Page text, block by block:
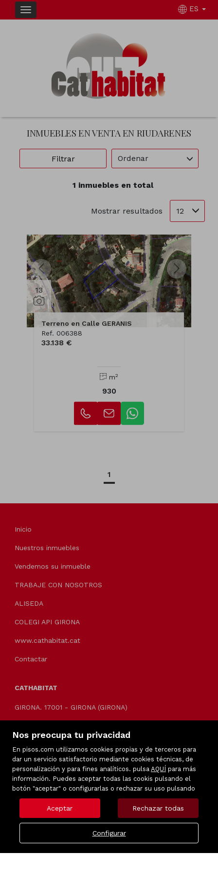
Nos preocupa tu privacidad
En pisos.com utilizamos cookies propias y de terceros para
dar un servicio satisfactorio mediante cookies técnicas, de
personalización y para fines analíticos. pulsa AQUÍ para más
información. Puedes aceptar todas las cookis pulsando el
botón "aceptar" o configurarlas o rechazar su uso pulsando
Aceptar Rechazar todas
Configurar
ES
INMUEBLES EN VENTA EN RIUDARENES
Filtrar Ordenar
1 inmuebles en total
Mostrar resultados 12
13
Terreno en Calle GERANIS
Ref. 006388
33.138 €
m2
930
1
Inicio
Nuestros inmuebles
Vendemos su inmueble
TRABAJE CON NOSOTROS
ALISEDA
COLEGI API GIRONA
www.cathabitat.cat
Contactar
CATHABITAT
GIRONA. 17001 - GIRONA (GIRONA)
cathabitat@cathabitat.cat